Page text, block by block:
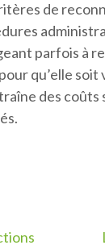
de
parfois à
qu’elle soit
des